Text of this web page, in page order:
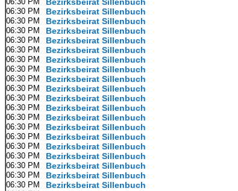
06:30 PM Bezirksbeirat Sillenbuch
06:30 PM Bezirksbeirat Sillenbuch
06:30 PM Bezirksbeirat Sillenbuch
06:30 PM Bezirksbeirat Sillenbuch
06:30 PM Bezirksbeirat Sillenbuch
06:30 PM Bezirksbeirat Sillenbuch
06:30 PM Bezirksbeirat Sillenbuch
06:30 PM Bezirksbeirat Sillenbuch
06:30 PM Bezirksbeirat Sillenbuch
06:30 PM Bezirksbeirat Sillenbuch
06:30 PM Bezirksbeirat Sillenbuch
06:30 PM Bezirksbeirat Sillenbuch
06:30 PM Bezirksbeirat Sillenbuch
06:30 PM Bezirksbeirat Sillenbuch
06:30 PM Bezirksbeirat Sillenbuch
06:30 PM Bezirksbeirat Sillenbuch
06:30 PM Bezirksbeirat Sillenbuch
06:30 PM Bezirksbeirat Sillenbuch
06:30 PM Bezirksbeirat Sillenbuch